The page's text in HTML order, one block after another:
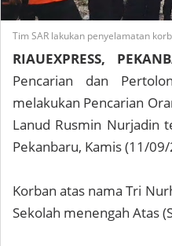
Tim SAR lakukan penyelamatan
RIAUEXPRESS,
Pencarian dan
melakukan Pencarian
Lanud Rusmin Nurjadin
Pekanbaru, Kamis (11/
Korban atas nama Tri
Sekolah menengah Atas